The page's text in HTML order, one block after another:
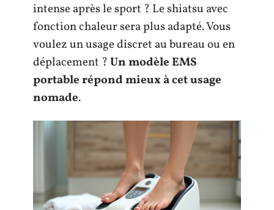
intense après le sport ? Le shiatsu avec
fonction chaleur sera plus adapté. Vous
voulez un usage discret au bureau ou en
déplacement ?Un modèle EMS
portable répond mieux à cet usage
nomade.